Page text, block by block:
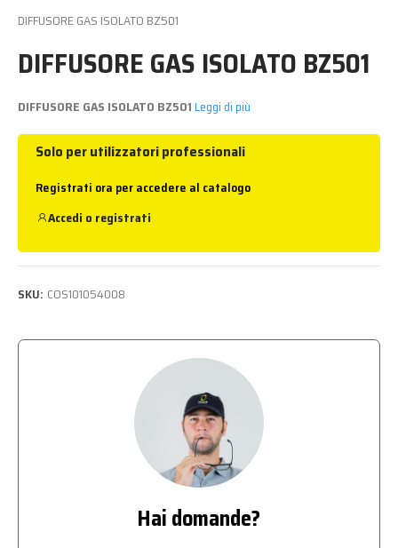
DIFFUSORE GAS ISOLATO BZ501
DIFFUSORE GAS ISOLATO BZ501
DIFFUSORE GAS ISOLATO BZ501Leggi di più
Solo per utilizzatori professionali
Registrati ora per accedere al catalogo
Accedi o registrati
SKU: COS101054008
Hai domande?